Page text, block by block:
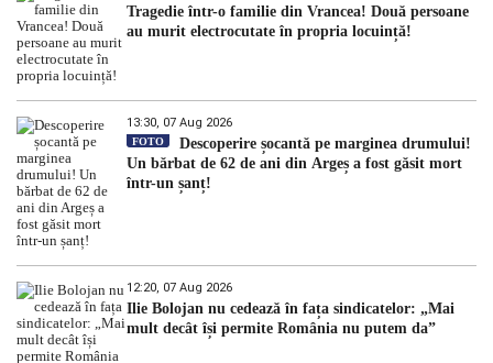
Tragedie într-o familie din Vrancea! Două persoane
au murit electrocutate în propria locuință!
13:30, 07 Aug 2026
FOTO
Descoperire șocantă pe marginea drumului!
Un bărbat de 62 de ani din Argeș a fost găsit mort
într-un șanț!
12:20, 07 Aug 2026
Ilie Bolojan nu cedează în fața sindicatelor: „Mai
mult decât își permite România nu putem da”